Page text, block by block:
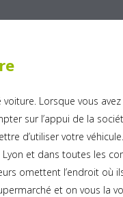
Lorsque vous
sur l’appui de la
d’utiliser votre
et dans toutes les
omettent l’endroit où
et on vous la